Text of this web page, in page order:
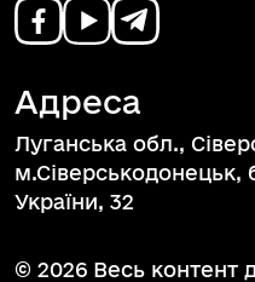
Адреса
Луганська обл.,
м.Сіверськодонецьк,
України, 32
© 2026 Весь контент